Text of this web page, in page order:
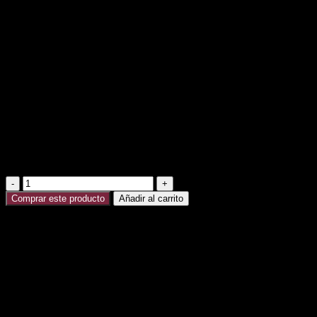
BOUQUET
MITZI
cantidad
Comprar este producto Añadir al carrito